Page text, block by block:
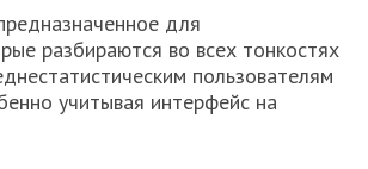
для
разбираются во всех тонкостях
пользователям
учитывая интерфейс на